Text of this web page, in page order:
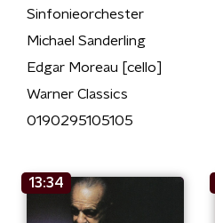
Sinfonieorchester
Michael Sanderling
Edgar Moreau [cello]
Warner Classics
0190295105105
13:34